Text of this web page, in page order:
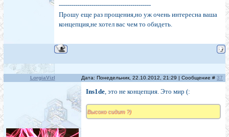
---------------------------------------------
Прошу еще раз прощения,но уж очень интересна ваша
концепция,не хотел вас чем то обидеть.
LorgiaVizl Дата: Понедельник, 22.10.2012, 21:29 | Сообщение # 37
Ins1de, это не концепция. Это мир (:
Высоко сидит ?)